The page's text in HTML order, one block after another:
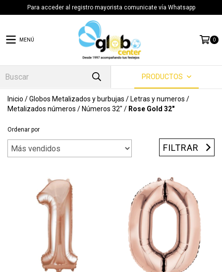
Para acceder al registro mayorista comunicate vía Whatsapp
MENÚ 0
PRODUCTOS
Inicio /Globos Metalizados y burbujas / Letras y numeros /
Metalizados números / Números 32" / Rose Gold 32"
Ordenar por
FILTRAR